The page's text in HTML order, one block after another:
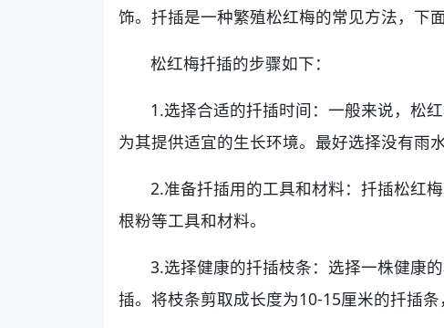
饰。扦插是一种繁殖松红梅的常见方法，下
松红梅扦插的步骤如下：
1.选择合适的扦插时间：一般来说，松
为其提供适宜的生长环境。最好选择没有雨
2.准备扦插用的工具和材料：扦插松红
根粉等工具和材料。
3.选择健康的扦插枝条：选择一株健康
插。将枝条剪取成长度为10-15厘米的扦插条